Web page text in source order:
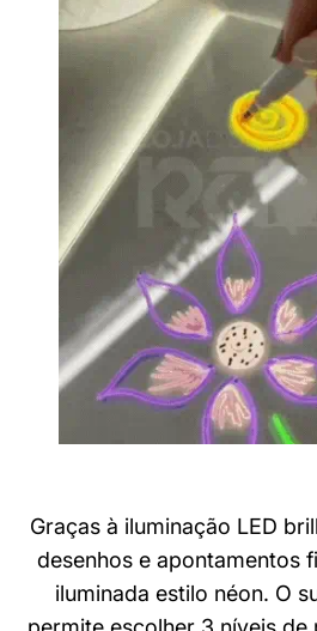
Graças à iluminação LED
desenhos e apontamentos
iluminada estilo néon. O